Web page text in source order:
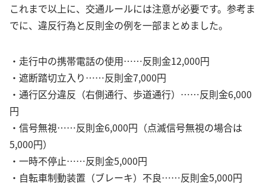
これまで以上に、交通ルールには注意が必要です。参考ま
でに、違反行為と反則金の例を一部まとめました。
・走行中の携帯電話の使用……反則金12,000円
・遮断踏切立入り……反則金7,000円
・通行区分違反（右側通行、歩道通行）……反則金6,000
円
・信号無視……反則金6,000円（点滅信号無視の場合は
5,000円）
・一時不停止……反則金5,000円
・自転車制動装置（ブレーキ）不良……反則金5,000円